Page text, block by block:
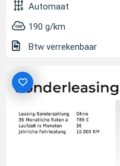
Automaat
190 g/km
Btw verrekenbaar